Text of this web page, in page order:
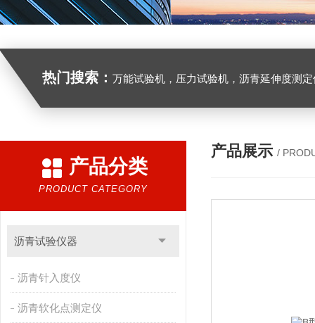
热门搜索： 万能试验机，压力试验机，沥青延伸度测定仪，沥青混合料拌合机，全自动沥青混合料离心式抽提仪，马歇尔电动
产品分类
PRODUCT CATEGORY
沥青试验仪器
沥青针入度仪
沥青软化点测定仪
产品展示 /